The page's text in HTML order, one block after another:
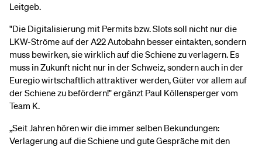
Leitgeb.
"Die Digitalisierung mit Permits bzw. Slots soll nicht nur die
LKW-Ströme auf der A22 Autobahn besser eintakten, sondern
muss bewirken, sie wirklich auf die Schiene zu verlagern. Es
muss in Zukunft nicht nur in der Schweiz, sondern auch in der
Euregio wirtschaftlich attraktiver werden, Güter vor allem auf
der Schiene zu befördern!" ergänzt Paul Köllensperger vom
Team K.
„Seit Jahren hören wir die immer selben Bekundungen:
Verlagerung auf die Schiene und gute Gespräche mit den